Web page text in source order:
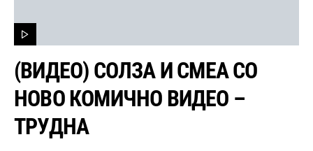
(ВИДЕО) СОЛЗА И СМЕА СО
НОВО КОМИЧНО ВИДЕО –
ТРУДНА